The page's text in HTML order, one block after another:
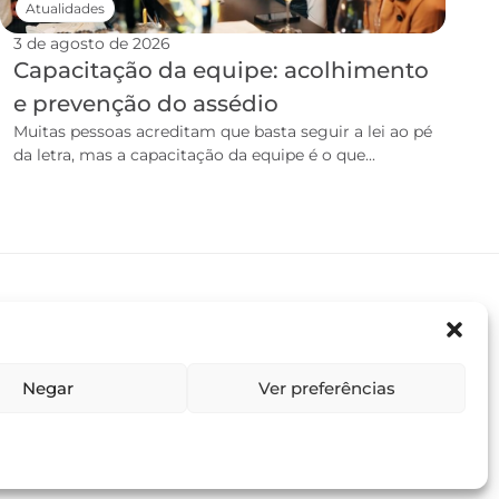
Negar Ver preferências
3 de agosto de 2026
Capacitação da equipe: acolhimento
e prevenção do assédio
Muitas pessoas acreditam que basta seguir a lei ao pé
da letra, mas a capacitação da equipe é o que...
Atualidades